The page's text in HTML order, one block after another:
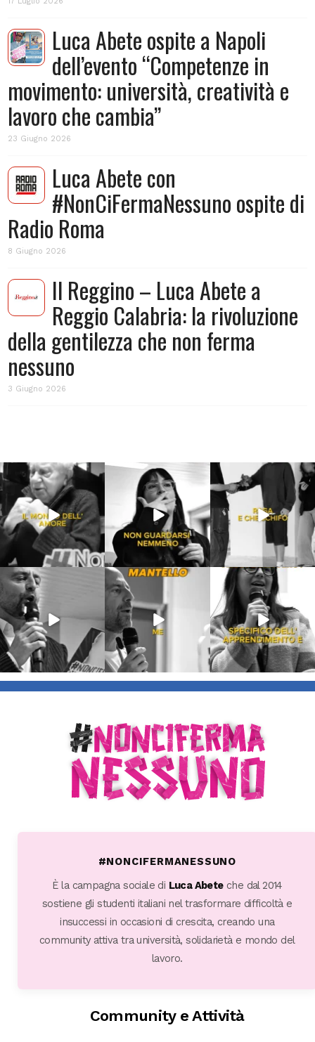
Luca Abete ospite a Napoli
dell’evento “Competenze in
movimento: università, creatività e
lavoro che cambia”
23 Giugno 2026
Luca Abete con
#NonCiFermaNessuno ospite di
Radio Roma
8 Giugno 2026
Il Reggino – Luca Abete a
Reggio Calabria: la rivoluzione
della gentilezza che non ferma
nessuno
3 Giugno 2026
Lug 31
213 4
Lug 16
53 1
Lug 13
199 10
Lug 9
54
Giu 21 Giu 18
871
#NONCIFERMANESSUNO
È la campagna sociale di Luca Abeteche dal 2014
sostiene gli studenti italiani nel trasformare difficoltà e
insuccessi in occasioni di crescita, creando una
community attiva tra università, solidarietà e mondo del
lavoro.
Community e Attività